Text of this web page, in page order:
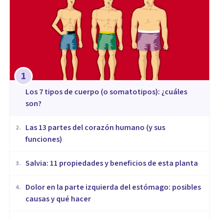
1
​Los 7 tipos de cuerpo (o somatotipos): ¿cuáles
son?
2.
Las 13 partes del corazón humano (y sus
funciones)
3. Salvia: 11 propiedades y beneficios de esta planta
4.
Dolor en la parte izquierda del estómago: posibles
causas y qué hacer